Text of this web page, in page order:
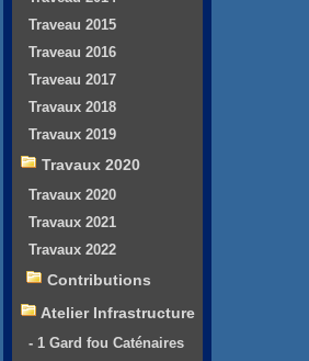
Traveau 2015
Traveau 2016
Traveau 2017
Travaux 2018
Travaux 2019
Travaux 2020
Travaux 2020
Travaux 2021
Travaux 2022
Contributions
Atelier Infrastructure
- 1 Gard fou Caténaires